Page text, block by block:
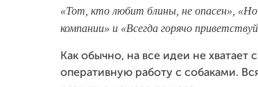
«Тот, кто любит блины, не опасен»,
компании» и «Всегда горячо
Как обычно, на все идеи не
оперативную работу с собаками.